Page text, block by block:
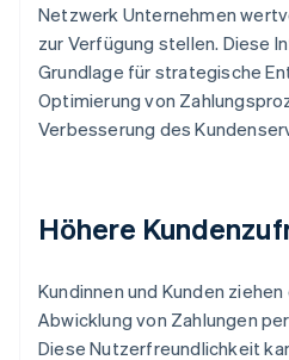
Netzwerk Unternehmen
zur Verfügung stellen. Diese
Grundlage für strategische
Optimierung von
Verbesserung des
Höhere
Kundinnen und Kunden
Abwicklung von Zahlungen
Diese Nutzerfreundlichkeit